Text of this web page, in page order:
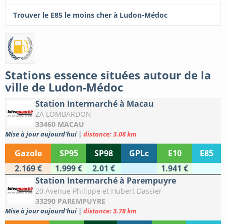
Trouver le E85 le moins cher à Ludon-Médoc
Stations essence situées autour de la
ville de Ludon-Médoc
Station Intermarché à Macau
ZA LOMBARDON
33460 MACAU
Mise à jour aujourd'hui | distance: 3.08 km
Gazole SP95 SP98 GPLc E10
E85
2.169 €
1.999 € 2.01 €
1.941 €
Station Intermarché à Parempuyre
20 Avenue Philippe et Hubert Dassier
33290 PAREMPUYRE
Mise à jour aujourd'hui | distance: 3.78 km